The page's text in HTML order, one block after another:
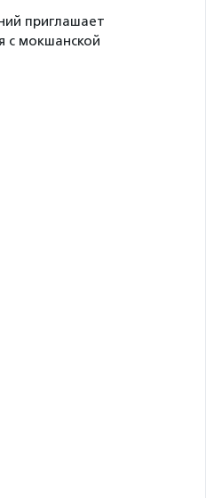
приглашает
с мокшанской